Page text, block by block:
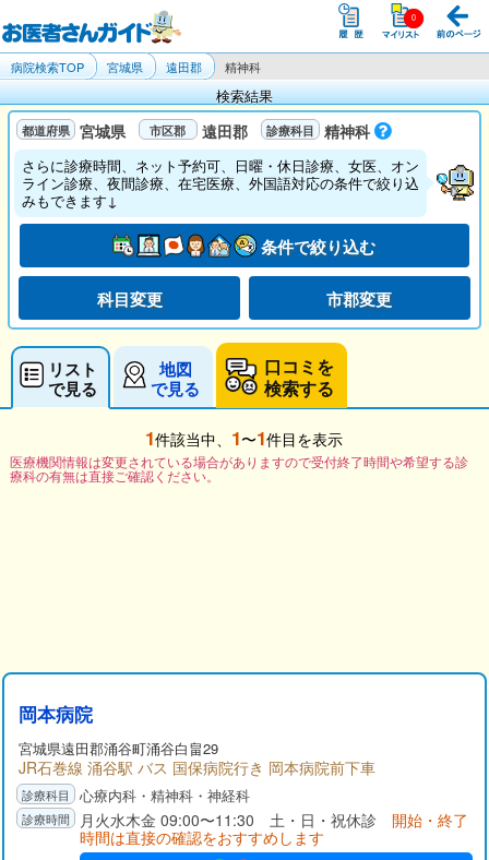
病院検索TOP 宮城県 遠田郡 精神科
検索結果
宮城県 遠田郡 精神科
さらに診療時間、ネット予約可、日曜・休日診療、女医、オン
ライン診療、夜間診療、在宅医療、外国語対応の条件で絞り込
みもできます↓
条件で絞り込む
科目変更 市郡変更
リスト
で見る
地図
で見る
口コミを
検索する
1件該当中、 1〜1件目を表示
医療機関情報は変更されている場合がありますので受付終了時間や希望する診
療科の有無は直接ご確認ください。
岡本病院
宮城県遠田郡涌谷町涌谷白畠29
JR石巻線 涌谷駅 バス 国保病院行き 岡本病院前下車
心療内科・精神科・神経科
月火水木金 09:00〜11:30 土・日・祝休診 開始・終了
時間は直接の確認をおすすめします